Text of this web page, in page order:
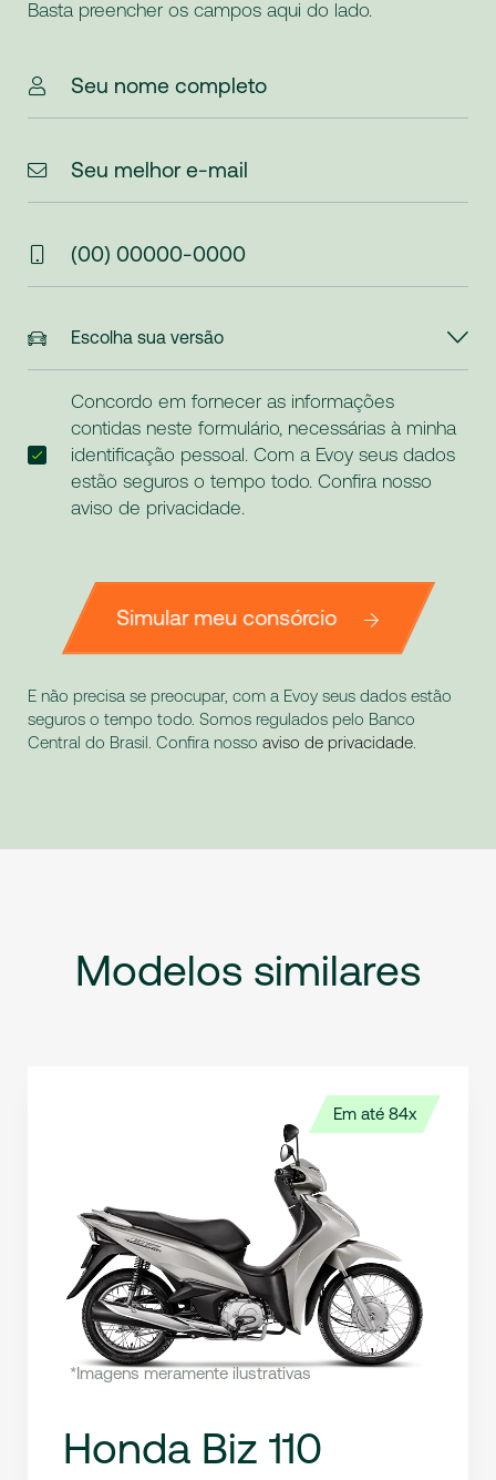
Basta preencher os campos aqui do lado.
Seu nome completo
Seu melhor e-mail
(00) 00000-0000
Concordo em fornecer as informações
contidas neste formulário, necessárias à minha
identificação pessoal. Com a Evoy seus dados
estão seguros o tempo todo. Confira nosso
aviso de privacidade.
Simular meu consórcio
E não precisa se preocupar, com a Evoy seus dados estão
seguros o tempo todo. Somos regulados pelo Banco
Central do Brasil. Confira nosso aviso de privacidade.
Modelos similares
Em até 84x
*Imagens meramente ilustrativas
Honda Biz 110